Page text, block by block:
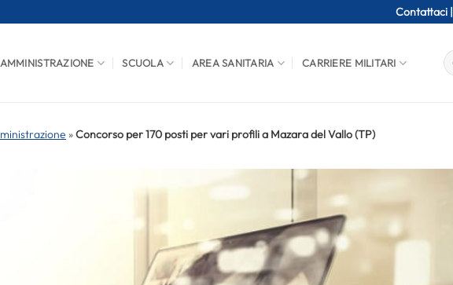
Contattaci |
SCUOLA AREA SANITARIA CARRIERE MILITARI
»Concorso per 170 posti per vari profili a Mazara del Vallo (TP)